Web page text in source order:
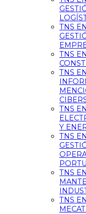
TNS EN
TNS EN
TNS EN
TNS EN
Y
TNS EN
TNS EN
TNS EN